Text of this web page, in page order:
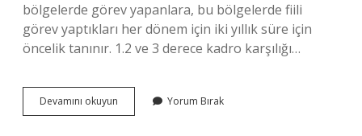
bölgelerde görev yapanlara, bu bölgelerde fiili
görev yaptıkları her dönem için iki yıllık süre için
öncelik tanınır. 1.2 ve 3 derece kadro karşılığı…
Devamını okuyun
Memur
Yorum Bırak